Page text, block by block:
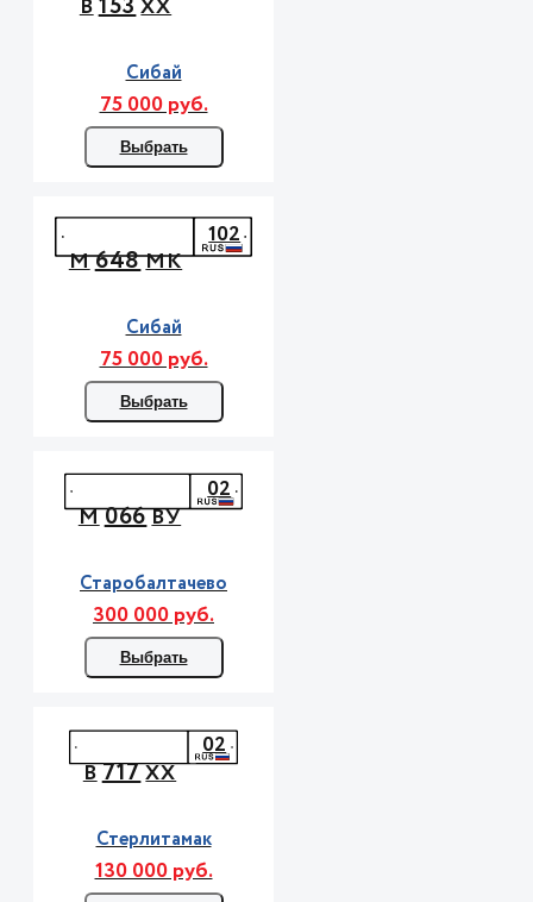
В ХХ
Сибай
75 000 руб.
Выбрать
М648МК
102
Сибай
75 000 руб.
Выбрать
М066ВУ
02
Старобалтачево
300 000 руб.
Выбрать
В717ХХ
02
Стерлитамак
130 000 руб.